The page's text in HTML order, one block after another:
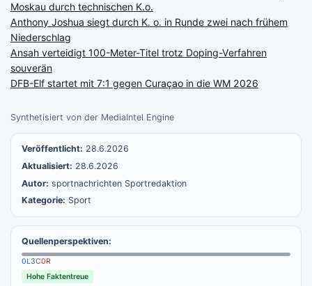
Synthetisiert von der MediaIntel Engine
Veröffentlicht: 28.6.2026
Aktualisiert: 28.6.2026
Autor: sportnachrichten Sportredaktion
Kategorie: Sport
Quellenperspektiven:
0L3C0R
Hohe Faktentreue
Moskau durch technischen K.o.
Anthony Joshua siegt durch K. o. in Runde zwei nach frühem
Niederschlag
Ansah verteidigt 100-Meter-Titel trotz Doping-Verfahren
souverän
DFB-Elf startet mit 7:1 gegen Curaçao in die WM 2026